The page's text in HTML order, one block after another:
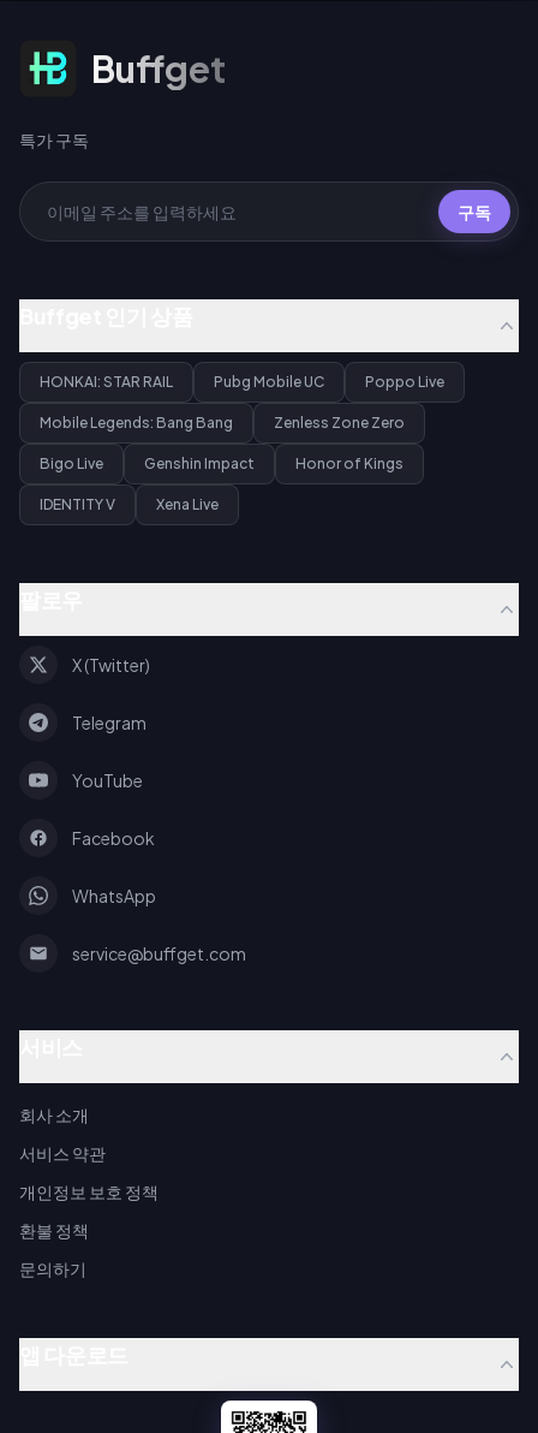
특가 구독 Buffget
특가 구독
구독
HONKAI: STAR RAIL Pubg Mobile UC Poppo Live
Mobile Legends: Bang Bang Zenless Zone Zero
Bigo Live Genshin Impact Honor of Kings
IDENTITY V Xena Live
X (Twitter)
Telegram
YouTube
Facebook
WhatsApp
service@buffget.com
회사 소개
서비스 약관
개인정보 보호 정책
환불 정책
문의하기